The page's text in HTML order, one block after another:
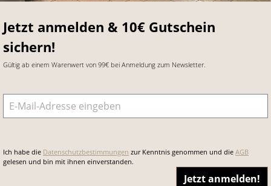
Jetzt anmelden & 10€ Gutschein
sichern!
Gültig ab einem Warenwert von 99€ bei Anmeldung zum Newsletter.
E-Mail-Adresse
Ich habe die Datenschutzbestimmungen zur Kenntnis genommen und die AGB
gelesen und bin mit ihnen einverstanden.
Jetzt anmelden!